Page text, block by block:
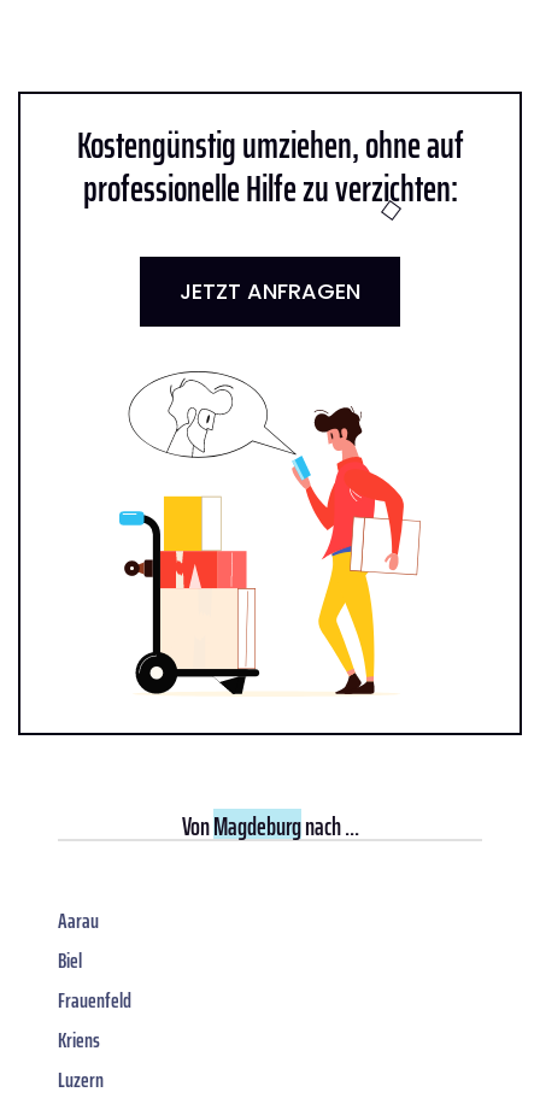
Kostengünstig umziehen, ohne auf
professionelle Hilfe zu verzichten:
JETZT ANFRAGEN
VonMagdeburgnach ...
Aarau
Biel
Frauenfeld
Kriens
Luzern